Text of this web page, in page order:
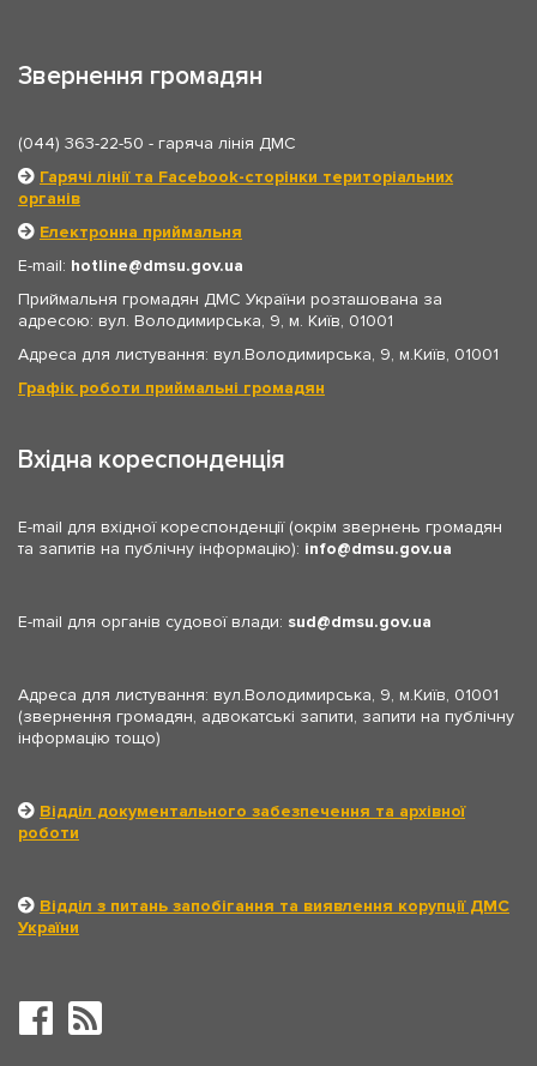
Звернення громадян
(044) 363-22-50 - гаряча лінія ДМС
Гарячі лінії та Facebook-сторінки територіальних
органів
Електронна приймальня
E-mail: hotline
dmsu.gov.ua
Приймальня громадян ДМС України розташована за
адресою: вул. Володимирська, 9, м. Київ, 01001
Адреса для листування: вул.Володимирська, 9, м.Київ, 01001
Графік роботи приймальні громадян
Вхідна кореспонденція
E-mail для вхідної кореспонденції (окрім звернень громадян
та запитів на публічну інформацію): info dmsu.gov.ua
E-mail для органів судової влади: sud dmsu.gov.ua
Адреса для листування: вул.Володимирська, 9, м.Київ, 01001
(звернення громадян, адвокатські запити, запити на публічну
інформацію тощо)
Відділ документального забезпечення та архівної
роботи
Відділ з питань запобігання та виявлення корупції ДМС
України